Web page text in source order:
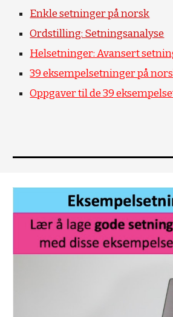
Enkle setninger på norsk
Ordstilling: Setningsanalyse
Helsetninger: Avansert
39 eksempelsetninger på
Oppgaver til de 39